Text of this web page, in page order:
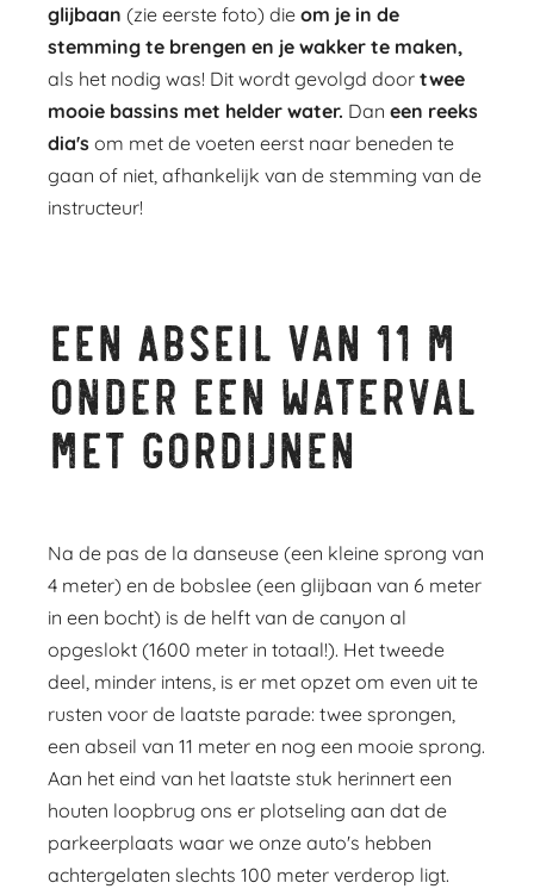
glijbaan (zie eerste foto) dieom je in de
stemming te brengen en je wakker te maken,
als het nodig was! Dit wordt gevolgd doortwee
mooie bassins met helder water. Daneen reeks
dia's om met de voeten eerst naar beneden te
gaan of niet, afhankelijk van de stemming van de
instructeur!
Een abseil van 11 m
onder een waterval
met gordijnen
Na de pas de la danseuse (een kleine sprong van
4 meter) en de bobslee (een glijbaan van 6 meter
in een bocht) is de helft van de canyon al
opgeslokt (1600 meter in totaal!). Het tweede
deel, minder intens, is er met opzet om even uit te
rusten voor de laatste parade: twee sprongen,
een abseil van 11 meter en nog een mooie sprong.
Aan het eind van het laatste stuk herinnert een
houten loopbrug ons er plotseling aan dat de
parkeerplaats waar we onze auto's hebben
achtergelaten slechts 100 meter verderop ligt.